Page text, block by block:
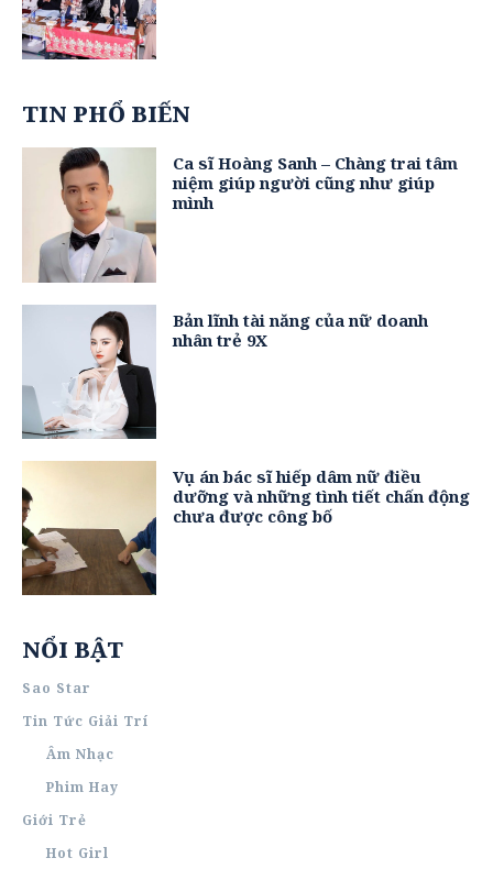
TIN PHỔ BIẾN
Ca sĩ Hoàng Sanh – Chàng trai tâm
niệm giúp người cũng như giúp
mình
Bản lĩnh tài năng của nữ doanh
nhân trẻ 9X
Vụ án bác sĩ hiếp dâm nữ điều
dưỡng và những tình tiết chấn động
chưa được công bố
NỔI BẬT
Sao Star
Tin Tức Giải Trí
Âm Nhạc
Phim Hay
Giới Trẻ
Hot Girl